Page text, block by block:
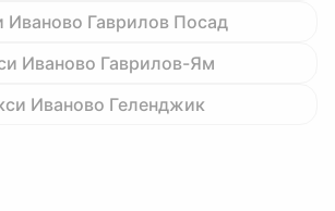
Иваново Гаврилов Посад
Иваново Гаврилов-Ям
Иваново Геленджик